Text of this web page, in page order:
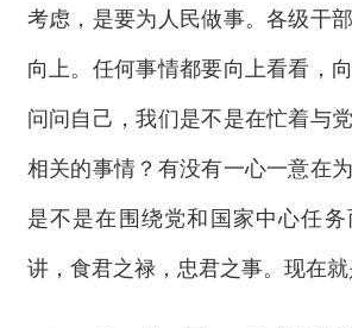
考虑，是要为人民做事。各级干
向上。任何事情都要向上看看，
问问自己，我们是不是在忙着与
相关的事情？有没有一心一意在
是不是在围绕党和国家中心任
讲，食君之禄，忠君之事。现在就